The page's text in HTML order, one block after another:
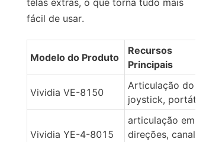
telas extras, o que torna tudo mais
fácil de usar.
Modelo do Produto
Recursos
Principais
Vividia VE-8150
Articulação do
joystick, portátil
Vividia YE-4-8015
articulação em 4
direções, canal de